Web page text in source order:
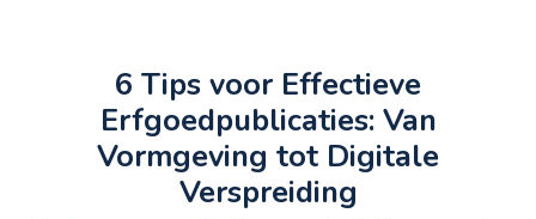
6 Tips voor Effectieve
Erfgoedpublicaties: Van
Vormgeving tot Digitale
Verspreiding